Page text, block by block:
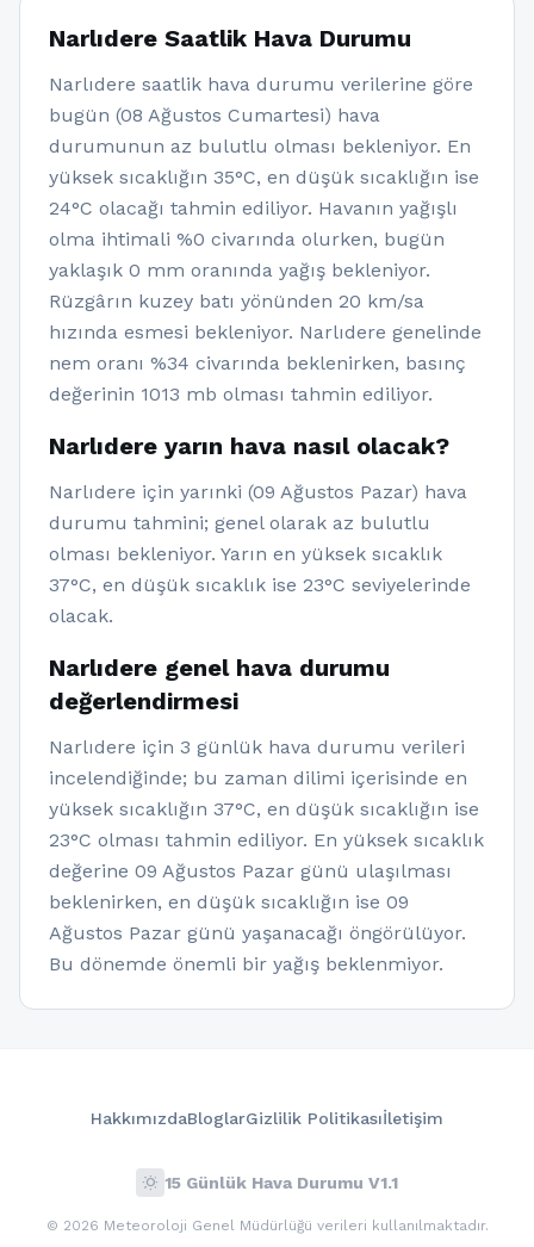
Narlıdere Saatlik Hava Durumu
Narlıdere saatlik hava durumu verilerine göre
bugün (08 Ağustos Cumartesi) hava
durumunun az bulutlu olması bekleniyor. En
yüksek sıcaklığın 35°C, en düşük sıcaklığın ise
24°C olacağı tahmin ediliyor. Havanın yağışlı
olma ihtimali %0 civarında olurken, bugün
yaklaşık 0 mm oranında yağış bekleniyor.
Rüzgârın kuzey batı yönünden 20 km/sa
hızında esmesi bekleniyor. Narlıdere genelinde
nem oranı %34 civarında beklenirken, basınç
değerinin 1013 mb olması tahmin ediliyor.
Narlıdere yarın hava nasıl olacak?
Narlıdere için yarınki (09 Ağustos Pazar) hava
durumu tahmini; genel olarak az bulutlu
olması bekleniyor. Yarın en yüksek sıcaklık
37°C, en düşük sıcaklık ise 23°C seviyelerinde
olacak.
Narlıdere genel hava durumu
değerlendirmesi
Narlıdere için 3 günlük hava durumu verileri
incelendiğinde; bu zaman dilimi içerisinde en
yüksek sıcaklığın 37°C, en düşük sıcaklığın ise
23°C olması tahmin ediliyor. En yüksek sıcaklık
değerine 09 Ağustos Pazar günü ulaşılması
beklenirken, en düşük sıcaklığın ise 09
Ağustos Pazar günü yaşanacağı öngörülüyor.
Bu dönemde önemli bir yağış beklenmiyor.
HakkımızdaBloglarGizlilik Politikasıİletişim
wb_sunny 15 Günlük Hava Durumu V1.1
© 2026 Meteoroloji Genel Müdürlüğü verileri kullanılmaktadır.